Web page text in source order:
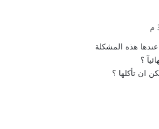
هذه المشكلة
؟
ان تأكلها ؟